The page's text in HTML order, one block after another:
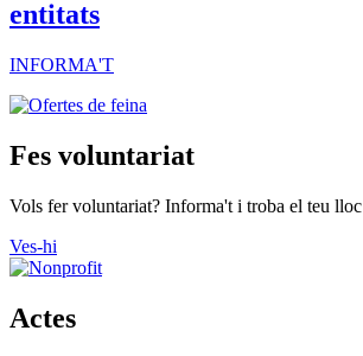
entitats
INFORMA'T
Fes voluntariat
Vols fer voluntariat? Informa't i troba el teu lloc
Ves-hi
Actes